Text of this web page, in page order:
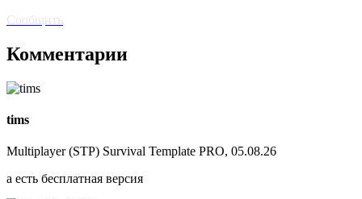
Сообщить
Комментарии
tims
Multiplayer (STP) Survival Template PRO, 05.08.26
а есть бесплатная версия